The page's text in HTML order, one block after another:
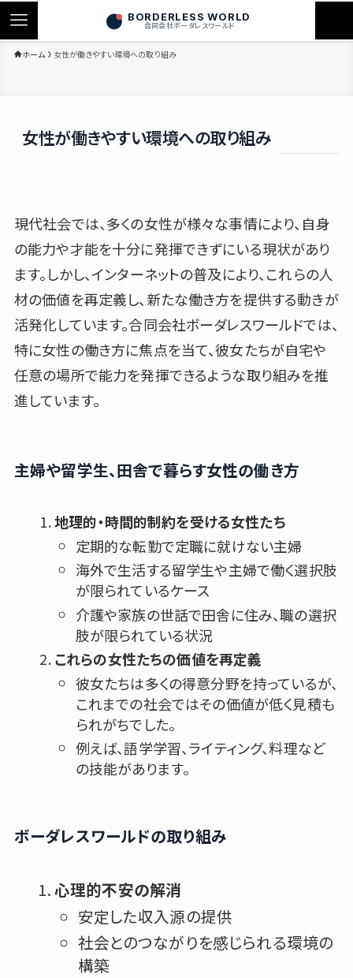
BORDERLESS WORLD
合同会社ボーダレスワールド
ホーム 女性が働きやすい環境への取り組み
女性が働きやすい環境への取り組み
現代社会では、多くの女性が様々な事情により、自身
の能力や才能を十分に発揮できずにいる現状があり
ます。しかし、インターネットの普及により、これらの人
材の価値を再定義し、新たな働き方を提供する動きが
活発化しています。合同会社ボーダレスワールドでは、
特に女性の働き方に焦点を当て、彼女たちが自宅や
任意の場所で能力を発揮できるような取り組みを推
進しています。
主婦や留学生、田舎で暮らす女性の働き方
地理的・時間的制約を受ける女性たち
定期的な転勤で定職に就けない主婦
海外で生活する留学生や主婦で働く選択肢
が限られているケース
介護や家族の世話で田舎に住み、職の選択
肢が限られている状況
これらの女性たちの価値を再定義
彼女たちは多くの得意分野を持っているが、
これまでの社会ではその価値が低く見積も
られがちでした。
例えば、語学学習、ライティング、料理など
の技能があります。
ボーダレスワールドの取り組み
心理的不安の解消
安定した収入源の提供
社会とのつながりを感じられる環境の
構築